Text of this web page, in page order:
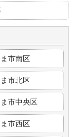
市南区
市北区
市中央区
市西区